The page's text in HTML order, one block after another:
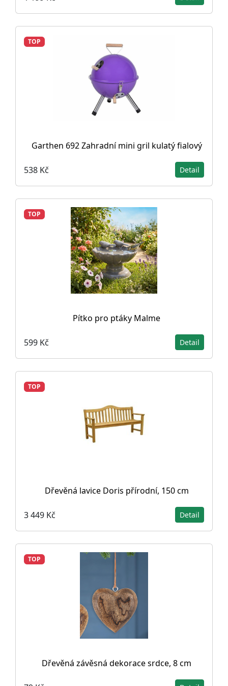
TOP
Garthen 692 Zahradní mini gril kulatý fialový
538 Kč Detail
TOP
Pítko pro ptáky Malme
599 Kč Detail
TOP
Dřevěná lavice Doris přírodní, 150 cm
3 449 Kč Detail
TOP
Dřevěná závěsná dekorace srdce, 8 cm